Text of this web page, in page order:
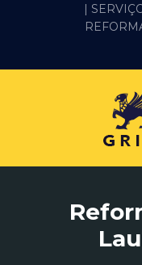
ALVENARIA E
IMPERMEABILIZAÇÃO
|